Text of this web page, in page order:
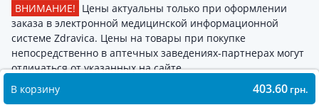
В корзину 403.60 грн.
ВНИМАНИЕ! Цены актуальны только при оформлении
заказа в электронной медицинской информационной
системе Zdravica. Цены на товары при покупке
непосредственно в аптечных заведениях-партнерах могут
отличаться от указанных на сайте